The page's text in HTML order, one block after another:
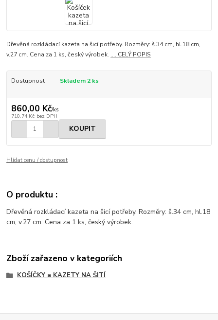
Dřevěná rozkládací kazeta na šicí potřeby. Rozměry: š.34 cm, hl.18 cm,
v.27 cm. Cena za 1 ks, český výrobek. .... CELÝ POPIS
Dostupnost Skladem 2 ks
860,00 Kč/ks
710,74 Kč bez DPH
KOUPIT
Hlídat cenu / dostupnost
O produktu :
Dřevěná rozkládací kazeta na šicí potřeby. Rozměry: š.34 cm, hl.18
cm, v.27 cm. Cena za 1 ks, český výrobek.
Zboží zařazeno v kategoriích
KOŠÍČKY a KAZETY NA ŠITÍ